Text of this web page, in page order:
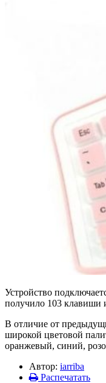
Устройство
получило 103 клавиши
В отличие от
широкой цветовой
оранжевый, синий,
Автор: iarriba
Распечатать